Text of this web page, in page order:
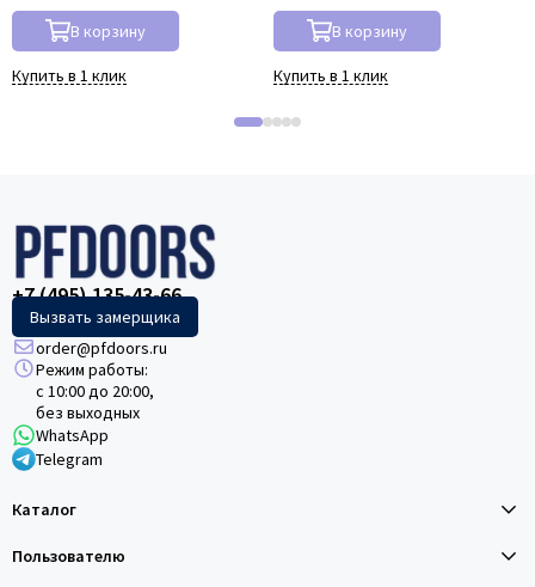
В корзину
Купить в 1 клик
В корзину
Купить в 1 клик
+7 (495) 135-43-66
Вызвать замерщика
order@pfdoors.ru
Режим работы:
с 10:00 до 20:00,
без выходных
WhatsApp
Telegram
Каталог
Пользователю